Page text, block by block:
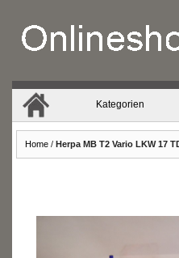
Kategorien
Home / Herpa MB T2 Vario LKW 17